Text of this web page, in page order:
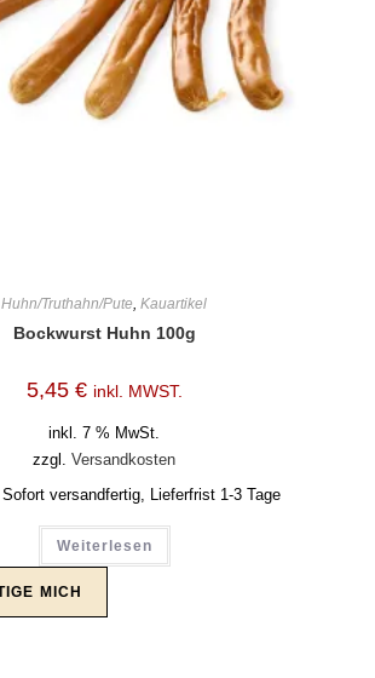
Huhn/Truthahn/Pute Kauartikel
Bockwurst Huhn 100g
5,45 € inkl. MWST.
inkl. 7 % MwSt.
zzgl. Versandkosten
Sofort versandfertig, Lieferfrist 1-3 Tage
Weiterlesen